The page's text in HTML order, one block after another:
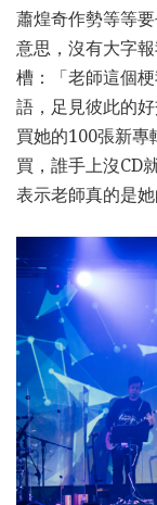
蕭煌奇作勢等等
意思，沒有大字
槽：「老師這個
語，足見彼此的
買她的100張新專
買，誰手上沒CD
表示老師真的是她